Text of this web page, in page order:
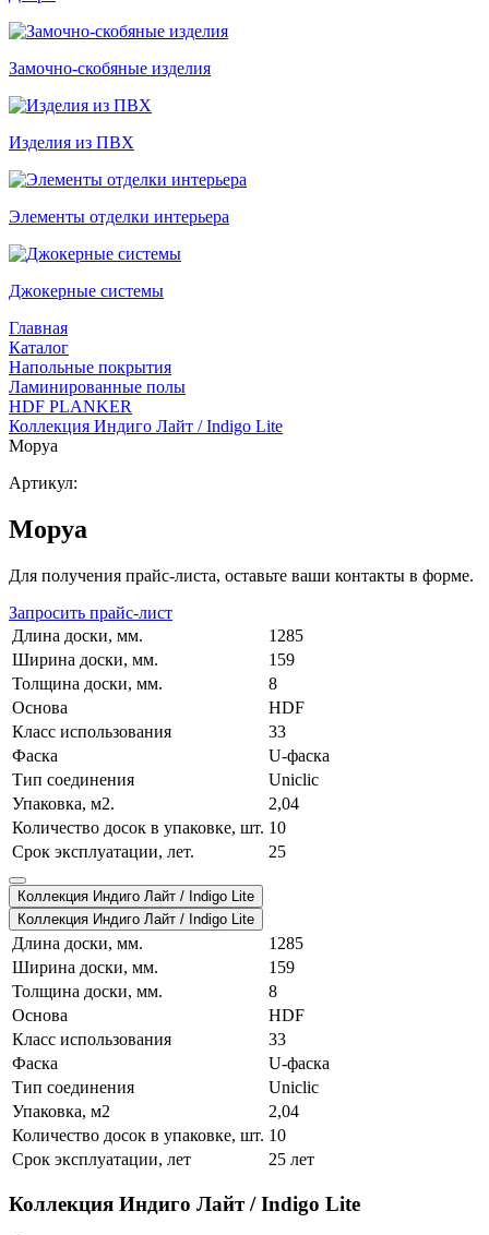
Замочно-скобяные изделия
Изделия из ПВХ
Элементы отделки интерьера
Джокерные системы
Главная
Каталог
Напольные покрытия
Ламинированные полы
HDF PLANKER
Коллекция Индиго Лайт / Indigo Lite
Моруа
Артикул:
Моруа
Для получения прайс-листа, оставьте ваши контакты в форме.
Запросить прайс-лист
Длина доски, мм.
1285
Ширина доски, мм.
159
Толщина доски, мм.
8
Основа
HDF
Класс использования
33
Фаска
U-фаска
Тип соединения
Uniclic
Упаковка, м2.
2,04
Количество досок в упаковке, шт. 10
Срок эксплуатации, лет.
25
Коллекция Индиго Лайт / Indigo Lite
Коллекция Индиго Лайт / Indigo Lite
Длина доски, мм.
1285
Ширина доски, мм.
159
Толщина доски, мм.
8
Основа
HDF
Класс использования
33
Фаска
U-фаска
Тип соединения
Uniclic
Упаковка, м2
2,04
Количество досок в упаковке, шт. 10
Срок эксплуатации, лет
25 лет
Коллекция Индиго Лайт / Indigo Lite